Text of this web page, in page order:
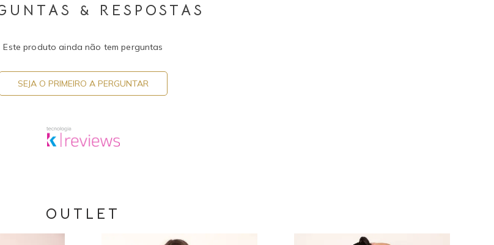
& RESPOSTAS
Este produto ainda não tem perguntas
SEJA O PRIMEIRO A PERGUNTAR
OUTLET